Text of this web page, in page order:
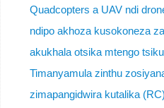
Quadcopters a UAV ndi
ndipo akhoza kusokoneza
akukhala otsika mtengo
Timanyamula zinthu
zimapangidwira kutalika